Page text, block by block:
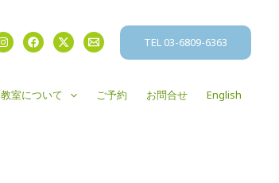
TEL 03-6809-6363
教室について ご予約 お問合せ English